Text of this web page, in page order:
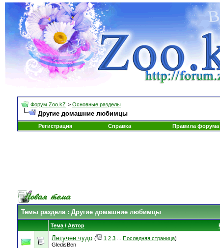
Форум Zoo.kZ > Основные разделы
Другие домашние любимцы
Регистрация Справка Правила форума
Темы раздела: Другие домашние любимцы
Тема / Автор
Летучее чудо ( 1 2 3 Последняя страница)
GledisBen